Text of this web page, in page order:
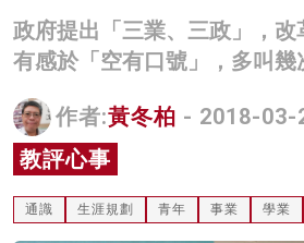
商業
科技
影片
政府提出「三業、三政」，
有感於「空有口號」，多叫幾
作者:黃冬柏 - 2018-03-
教評心事
通識 生涯規劃 青年 事業 學業